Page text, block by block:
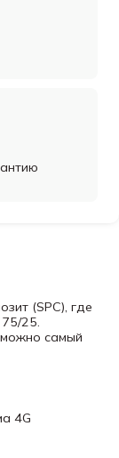
(SPC), где
75/25.
самый
4G